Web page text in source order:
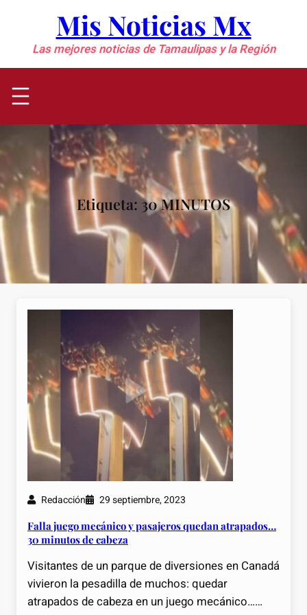
contenido
Mis Noticias Mx
Las mejores noticias de Tamaulipas y la Región
Etiqueta:30 MINUTOS
Redacción 29 septiembre, 2023
Falla juego mecánico y pasajeros quedan atrapados…
30 minutos de cabeza
Visitantes de un parque de diversiones en Canadá
vivieron la pesadilla de muchos: quedar
atrapados de cabeza en un juego mecánico……